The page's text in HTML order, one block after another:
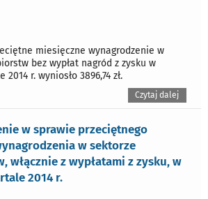
miesięczne wynagrodzenie w
bez wypłat nagród z zysku w
r. wyniosło 3896,74 zł.
Czytaj dalej
w sprawie przeciętnego
w sektorze
włącznie z wypłatami z zysku, w
2014 r.